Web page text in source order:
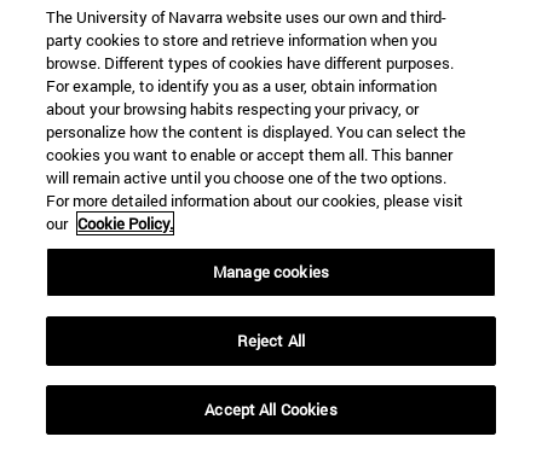
Later, in 1995, by the Article 40 of the Oslo II political
agreement, […] Israel recognized Palestinian water rights
in the West Bank and established the Joint Water
Committee to manage and develop new supplies and to
investigate illegal water withdrawals. Nevertheless, the
loss of control over water in the West Bank has never
been accepted by neighbouring Arab countries as,
despite the agreement, much of the water coming from
it is still directly given to Israeli consumers (and only a
smaller fraction to Palestinians living under their
Role of water in Syrian-Israeli hostilities
Hostilities have been covering the agenda of Syrian-
Israeli relationships ever since the Armistice Agreements
The University of Navarra website uses our own and third-
party cookies to store and retrieve information when you
browse. Different types of cookies have different purposes.
For example, to identify you as a user, obtain information
about your browsing habits respecting your privacy, or
personalize how the content is displayed. You can select the
cookies you want to enable or accept them all. This banner
will remain active until you choose one of the two options.
For more detailed information about our cookies, please visit
our Cookie Policy.
Manage cookies
Reject All
Accept All Cookies